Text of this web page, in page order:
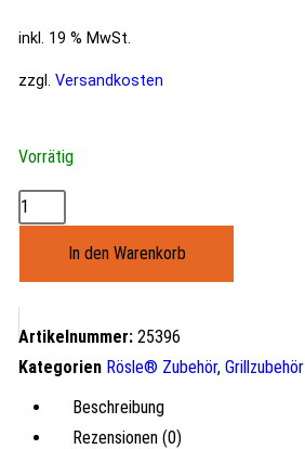
inkl. 19 % MwSt.
zzgl. Versandkosten
Vorrätig
In den Warenkorb
Artikelnummer: 25396
Kategorien Rösle® Zubehör, Grillzubehör
Beschreibung
Rezensionen (0)